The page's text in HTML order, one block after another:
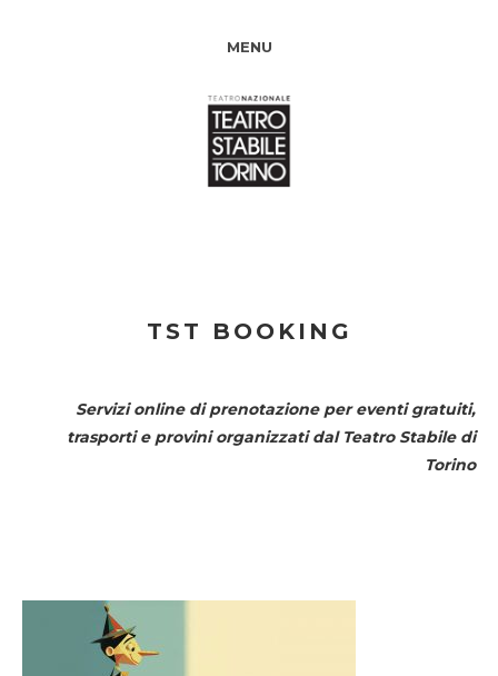
MENU
TST BOOKING
Servizi online di prenotazione per eventi gratuiti,
trasporti e provini organizzati dal Teatro Stabile di
Torino